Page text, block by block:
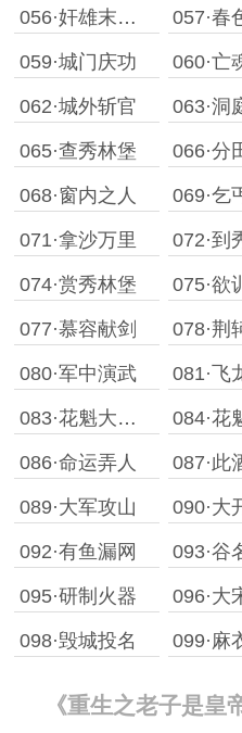
056·奸雄末路［下］ 057·春
059·城门庆功
062·城外斩官 063·洞
065·查秀林堡 066·分
068·窗内之人 069·乞
071·拿沙万里 072·到
074·赏秀林堡 075·欲
077·慕容献剑 078·荆
080·军中演武 081·飞
083·花魁大会［一］
086·命运弄人 087·此
089·大军攻山 090·大
092·有鱼漏网 093·谷
095·研制火器 096·大
098·毁城投名 099·麻
《重生之老子是